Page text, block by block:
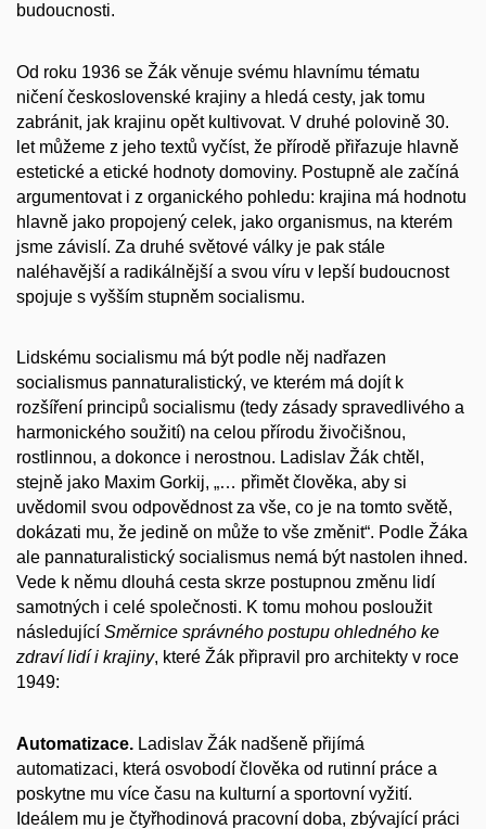
budoucnosti.
Od roku 1936 se Žák věnuje svému hlavnímu tématu
ničení československé krajiny a hledá cesty, jak tomu
zabránit, jak krajinu opět kultivovat. V druhé polovině 30.
let můžeme z jeho textů vyčíst, že přírodě přiřazuje hlavně
estetické a etické hodnoty domoviny. Postupně ale začíná
argumentovat i z organického pohledu: krajina má hodnotu
hlavně jako propojený celek, jako organismus, na kterém
jsme závislí. Za druhé světové války je pak stále
naléhavější a radikálnější a svou víru v lepší budoucnost
spojuje s vyšším stupněm socialismu.
Lidskému socialismu má být podle něj nadřazen
socialismus pannaturalistický, ve kterém má dojít k
rozšíření principů socialismu (tedy zásady spravedlivého a
harmonického soužití) na celou přírodu živočišnou,
rostlinnou, a dokonce i nerostnou. Ladislav Žák chtěl,
stejně jako Maxim Gorkij, „… přimět člověka, aby si
uvědomil svou odpovědnost za vše, co je na tomto světě,
dokázati mu, že jedině on může to vše změnit“. Podle Žáka
ale pannaturalistický socialismus nemá být nastolen ihned.
Vede k němu dlouhá cesta skrze postupnou změnu lidí
samotných i celé společnosti. K tomu mohou posloužit
následující Směrnice správného postupu ohledného ke
zdraví lidí i krajiny, které Žák připravil pro architekty v roce
1949:
Automatizace. Ladislav Žák nadšeně přijímá
automatizaci, která osvobodí člověka od rutinní práce a
poskytne mu více času na kulturní a sportovní vyžití.
Ideálem mu je čtyřhodinová pracovní doba, zbývající práci